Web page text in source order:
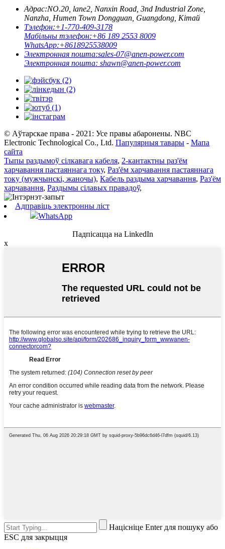
Адрас:NO.20, lane2, Nanxin Road, 3nd Industrial Zone,
Nanzha, Humen Town Dongguan, Guangdong, Кітай
Тэлефон:+1-770-409-3178
Мабільны тэлефон:+86 189 2553 8009
WhatsApp:+8618925538009
Электронная пошта:sales-07@anen-power.com
Электронная пошта: shawn@anen-power.com
© Аўтарскае права - 2021: Усе правы абаронены. NBC
Electronic Technological Co., Ltd. Папулярныя тавары - Мапа
сайта
Тыпы раздымоў сілкавага кабеля, 2-кантактны раз'ём
харчавання пастаяннага току, Раз'ём харчавання пастаяннага
току (мужчынскі, жаночы), Кабель раздыма харчавання, Раз'ём
харчавання, Раздымы сілавых правадоў,
Адправіць электронны ліст
WhatsApp
Падпісацца на LinkedIn
x
Націсніце Enter для пошуку або
ESC для закрыцця